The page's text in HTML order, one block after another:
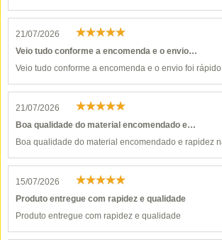
21/07/2026
Veio tudo conforme a encomenda e o envio…
Veio tudo conforme a encomenda e o envio foi
21/07/2026
Boa qualidade do material encomendado e…
Boa qualidade do material encomendado e rapidez
15/07/2026
Produto entregue com rapidez e qualidade
Produto entregue com rapidez e qualidade